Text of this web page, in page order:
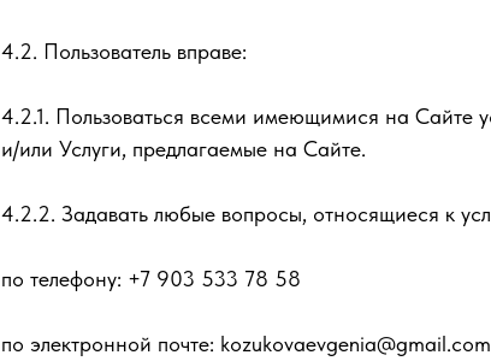
4.2. Пользователь вправе:
4.2.1. Пользоваться всеми имеющимися на Сайте
и/или Услуги, предлагаемые на Сайте.
4.2.2. Задавать любые вопросы, относящиеся к
по телефону: +7 903 533 78 58
по электронной почте: kozukovaevgenia@gmail.com